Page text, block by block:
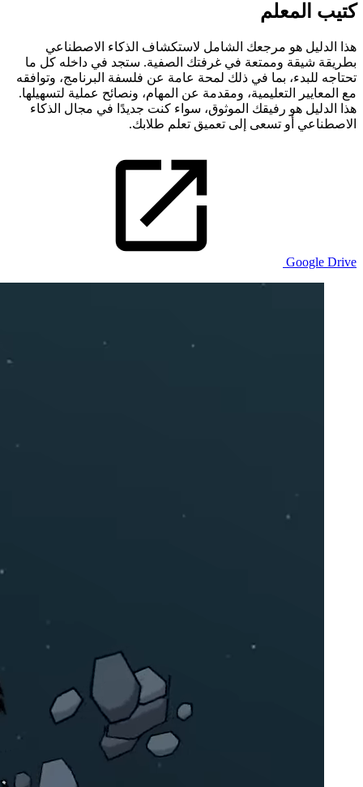
كتيب المعلم
هذا الدليل هو مرجعك الشامل لاستكشاف الذكاء الاصطناعي
بطريقة شيقة وممتعة في غرفتك الصفية. ستجد في داخله كل ما
تحتاجه للبدء، بما في ذلك لمحة عامة عن فلسفة البرنامج، وتوافقه
مع المعايير التعليمية، ومقدمة عن المهام، ونصائح عملية لتسهيلها.
هذا الدليل هو رفيقك الموثوق، سواء كنت جديدًا في مجال الذكاء
الاصطناعي أو تسعى إلى تعميق تعلم طلابك.
Google Drive